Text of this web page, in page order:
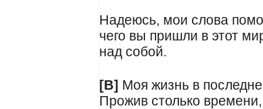
Надеюсь, мои слова
чего вы пришли в этот
над собой.
[В] Моя жизнь в
Прожив столько